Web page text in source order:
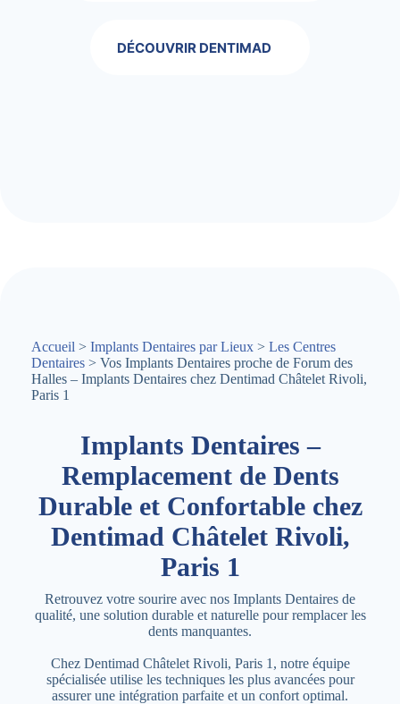
DÉCOUVRIR DENTIMAD
Accueil > Implants Dentaires par Lieux > Les Centres
Dentaires > Vos Implants Dentaires proche de Forum des
Halles – Implants Dentaires chez Dentimad Châtelet Rivoli,
Paris 1
Implants Dentaires –
Remplacement de Dents
Durable et Confortable chez
Dentimad Châtelet Rivoli,
Paris 1
Retrouvez votre sourire avec nos Implants Dentaires de
qualité, une solution durable et naturelle pour remplacer les
dents manquantes.
Chez Dentimad Châtelet Rivoli, Paris 1, notre équipe
spécialisée utilise les techniques les plus avancées pour
assurer une intégration parfaite et un confort optimal.